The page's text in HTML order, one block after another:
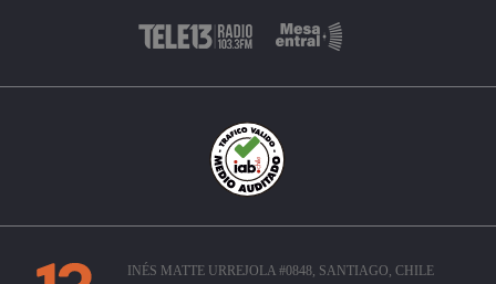
INÉS MATTE URREJOLA #0848, SANTIAGO, CHILE